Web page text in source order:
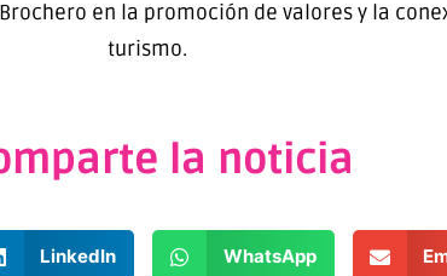
en la promoción de valores y la
turismo.
la noticia
LinkedIn WhatsApp